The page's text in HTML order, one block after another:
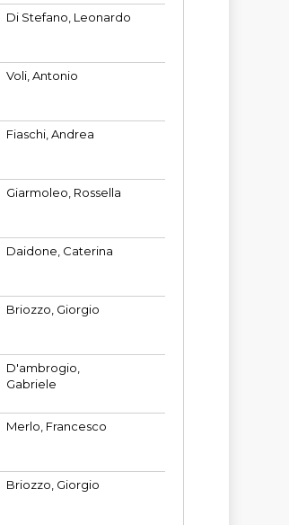
Di Stefano, Leonardo
Voli, Antonio
Fiaschi, Andrea
Giarmoleo, Rossella
Daidone, Caterina
Briozzo, Giorgio
D'ambrogio,
Gabriele
Merlo, Francesco
Briozzo, Giorgio